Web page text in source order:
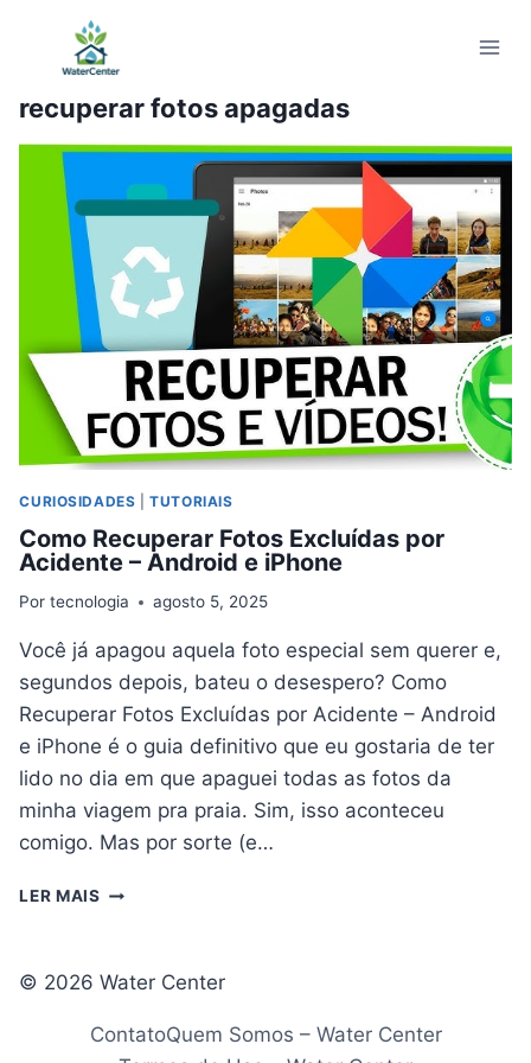
Conteúdo
recuperar fotos apagadas
CURIOSIDADES |TUTORIAIS
Como Recuperar Fotos Excluídas por
Acidente – Android e iPhone
Por tecnologia agosto 5, 2025
Você já apagou aquela foto especial sem querer e,
segundos depois, bateu o desespero? Como
Recuperar Fotos Excluídas por Acidente – Android
e iPhone é o guia definitivo que eu gostaria de ter
lido no dia em que apaguei todas as fotos da
minha viagem pra praia. Sim, isso aconteceu
comigo. Mas por sorte (e…
LER MAIS COMO
POR
–
© 2026 Water Center
ContatoQuem Somos – Water Center